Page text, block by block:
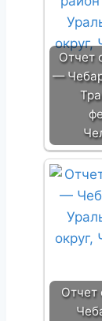
Отчет
—
Отчет